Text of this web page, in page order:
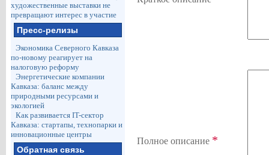
художественные выставки не
превращают интерес в участие
Пресс-релизы
Экономика Северного Кавказа
по-новому реагирует на
налоговую реформу
Энергетические компании
Кавказа: баланс между
природными ресурсами и
экологией
Как развивается IT-сектор
Кавказа: стартапы, технопарки и
инновационные центры
Обратная связь
Полное описание *